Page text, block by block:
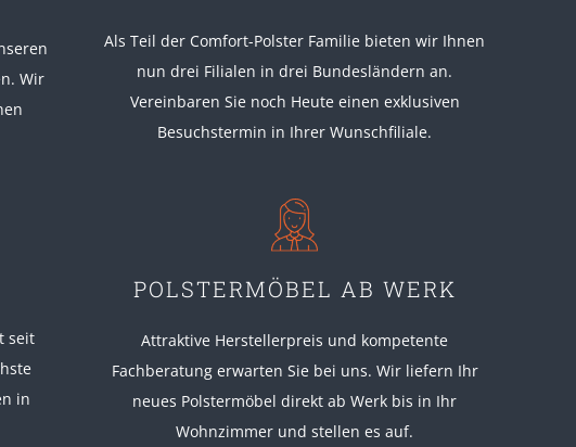
Wir
Als Teil der Comfort-Polster Familie bieten wir Ihnen
nun drei Filialen in drei Bundesländern an.
Vereinbaren Sie noch Heute einen exklusiven
Besuchstermin in Ihrer Wunschfiliale.
seit
in
POLSTERMÖBEL AB WERK
Attraktive Herstellerpreis und kompetente
Fachberatung erwarten Sie bei uns. Wir liefern Ihr
neues Polstermöbel direkt ab Werk bis in Ihr
Wohnzimmer und stellen es auf.